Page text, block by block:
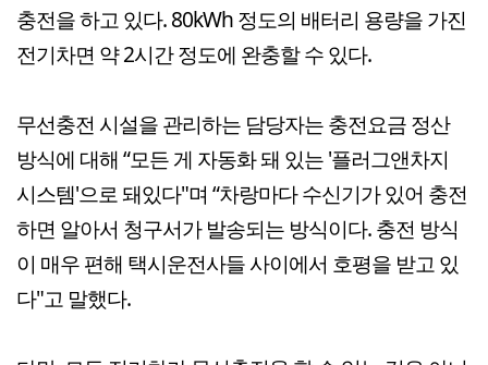
충전을 하고 있다. 80kWh 정도의 배터리 용량을 가진
전기차면 약 2시간 정도에 완충할 수 있다.
무선충전 시설을 관리하는 담당자는 충전요금 정산
방식에 대해 “모든 게 자동화 돼 있는 '플러그앤차지
시스템'으로 돼있다"며 “차랑마다 수신기가 있어 충전
하면 알아서 청구서가 발송되는 방식이다. 충전 방식
이 매우 편해 택시운전사들 사이에서 호평을 받고 있
다"고 말했다.